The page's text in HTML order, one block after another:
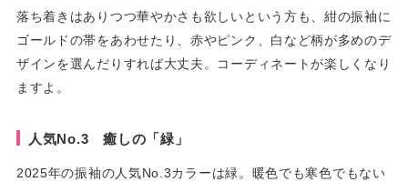
落ち着きはありつつ華やかさも欲しいという方も、紺の振袖に
ゴールドの帯をあわせたり、赤やピンク、白など柄が多めのデ
ザインを選んだりすれば大丈夫。コーディネートが楽しくなり
ますよ。
人気No.3 癒しの「緑」
2025年の振袖の人気No.3カラーは緑。暖色でも寒色でもない